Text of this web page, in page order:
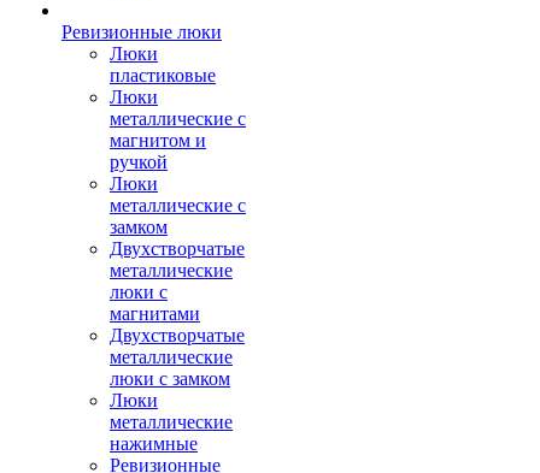
Ревизионные люки
Люки
пластиковые
Люки
металлические с
магнитом и
ручкой
Люки
металлические с
замком
Двухстворчатые
металлические
люки с
магнитами
Двухстворчатые
металлические
люки с замком
Люки
металлические
нажимные
Ревизионные